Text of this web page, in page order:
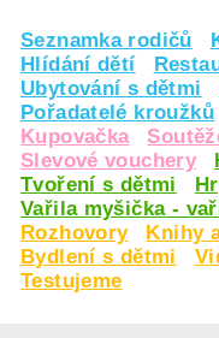
Seznamka rodičů
Hlídání dětí
Ubytování s dětmi
Pořadatelé kroužků
Kupovačka
Slevové vouchery
Tvoření s dětmi
Vařila myšička -
Rozhovory
Knihy
Bydlení s dětmi
Testujeme